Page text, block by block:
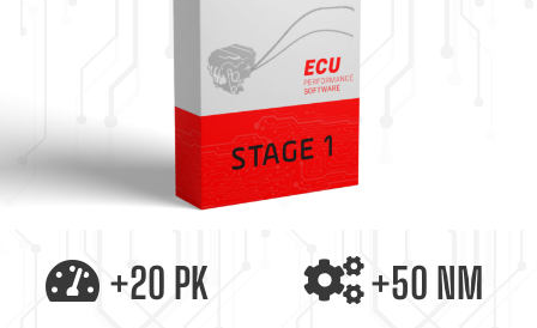
+20 PK +50 NM